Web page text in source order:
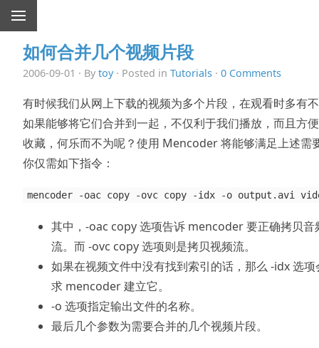
如何合并几个视频片段
2006-09-01 · By toy· Posted in Tutorials · 0 Comments
有时候我们从网上下载的视频为多个片段，在观看时多有
如果能够将它们合并到一起，不仅利于我们播放，而且方
收藏，何乐而不为呢？使用 Mencoder 将能够满足上述需
你仅需如下指令：
mencoder -oac copy -ovc copy -idx -o output.avi
其中，-oac copy 选项告诉 mencoder 要正确拷贝音
流。而 -ovc copy 选项则是拷贝视频流。
如果在视频文件中没有找到索引的话，那么 -idx 选项
求 mencoder 建立它。
-o 选项指定输出文件的名称。
最后几个参数为需要合并的几个视频片段。